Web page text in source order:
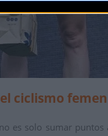
ciclismo
es solo sumar